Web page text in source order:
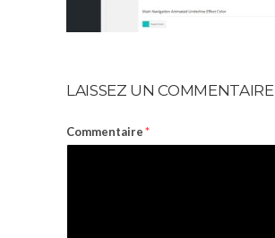
LAISSEZ UN COMMENTAIRE
Commentaire*